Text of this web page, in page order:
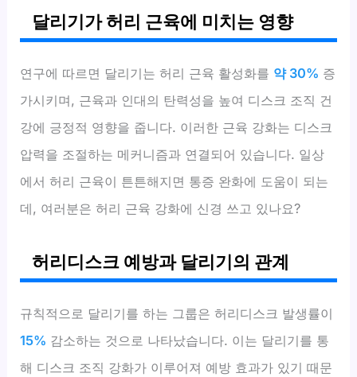
달리기가 허리 근육에 미치는 영향
연구에 따르면 달리기는 허리 근육 활성화를 약 30% 증
가시키며, 근육과 인대의 탄력성을 높여 디스크 조직 건
강에 긍정적 영향을 줍니다. 이러한 근육 강화는 디스크
압력을 조절하는 메커니즘과 연결되어 있습니다. 일상
에서 허리 근육이 튼튼해지면 통증 완화에 도움이 되는
데, 여러분은 허리 근육 강화에 신경 쓰고 있나요?
허리디스크 예방과 달리기의 관계
규칙적으로 달리기를 하는 그룹은 허리디스크 발생률이
15% 감소하는 것으로 나타났습니다. 이는 달리기를 통
해 디스크 조직 강화가 이루어져 예방 효과가 있기 때문